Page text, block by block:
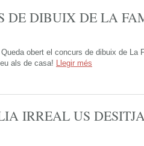
DE DIBUIX DE LA
obert el concurs de dibuix de La
als de casa! Llegir més
IRREAL US